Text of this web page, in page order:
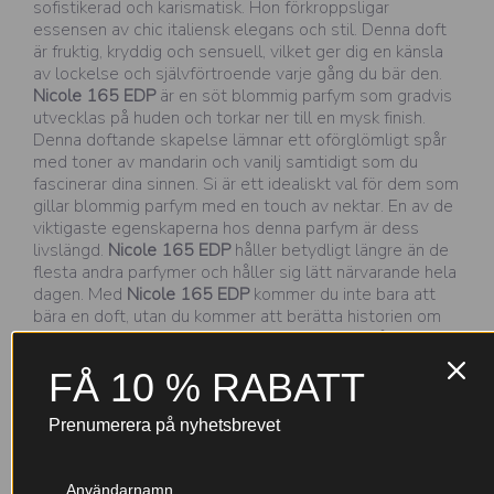
sofistikerad och karismatisk. Hon förkroppsligar
essensen av chic italiensk elegans och stil. Denna doft
är fruktig, kryddig och sensuell, vilket ger dig en känsla
av lockelse och självförtroende varje gång du bär den.
Nicole 165 EDPär en söt blommig parfym som gradvis
utvecklas på huden och torkar ner till en mysk finish.
Denna doftande skapelse lämnar ett oförglömligt spår
med toner av mandarin och vanilj samtidigt som du
fascinerar dina sinnen. Si är ett idealiskt val för dem som
gillar blommig parfym med en touch av nektar. En av de
viktigaste egenskaperna hos denna parfym är dess
livslängd. Nicole 165 EDPhåller betydligt längre än de
flesta andra parfymer och håller sig lätt närvarande hela
dagen. Med Nicole 165 EDPkommer du inte bara att
bära en doft, utan du kommer att berätta historien om
din unika personlighet, samtidigt som du utstrålar
elegansen och charmen i italiensk stil.
FÅ 10 % RABATT
Prenumerera på nyhetsbrevet